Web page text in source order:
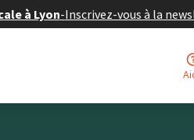
à Lyon-Inscrivez-vous à la